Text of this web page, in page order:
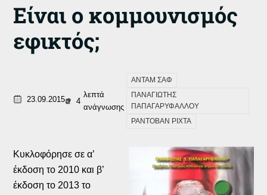
Είναι ο κομμουνισμός
εφικτός;
23.09.2015 4
λεπτά
ανάγνωσης
ΑΝΤΑΜ ΣΑΦ
ΠΑΝΑΓΙΩΤΗΣ
ΠΑΠΑΓΑΡΥΦΑΛΛΟΥ
ΡΑΝΤΟΒΑΝ ΡΙΧΤΑ
Κυκλοφόρησε σε α’
έκδοση το 2010 και β’
έκδοση το 2013 το